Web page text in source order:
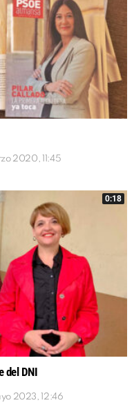
2020, 11:45
0:18
del DNI
2023, 12:46